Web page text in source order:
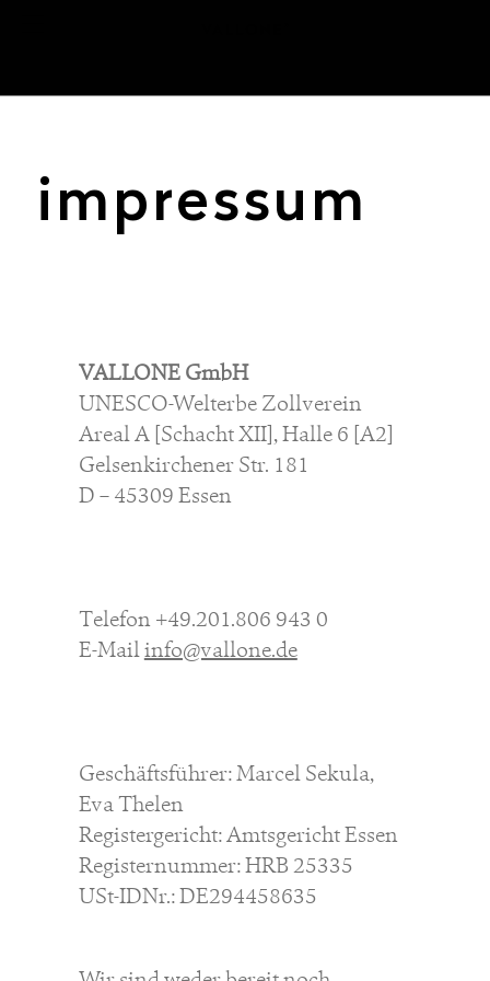
Samples & Lookbook
Downloads
Materialien & Reinigung
Our story
Presse
Career
impressum
VALLONE GmbH
UNESCO-Welterbe Zollverein
Areal A [Schacht XII], Halle 6 [A2]
Gelsenkirchener Str. 181
D – 45309 Essen
Telefon +49.201.806 943 0
E-Mailinfo@vallone.de
Geschäftsführer: Marcel Sekula,
Eva Thelen
Registergericht: Amtsgericht Essen
Registernummer: HRB 25335
USt-IDNr.: DE294458635